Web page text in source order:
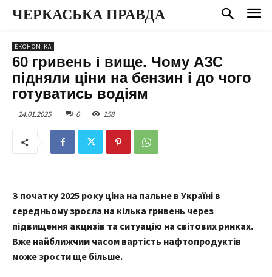
ЧЕРКАСЬКА ПРАВДА
ЕКОНОМІКА
60 гривень і вище. Чому АЗС
підняли ціни на бензин і до чого
готуватись водіям
24.01.2025 0 158
З початку 2025 року ціна на пальне в Україні в
середньому зросла на кілька гривень через
підвищення акцизів та ситуацію на світових ринках.
Вже найближчим часом вартість нафтопродуктів
може зрости ще більше.